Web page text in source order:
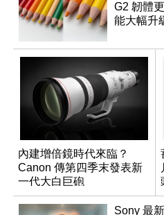
G2 韌體
能大幅升
內建增倍鏡時代來臨？
Canon 傳第四季末發表新
一代大白巨砲
Sony 最